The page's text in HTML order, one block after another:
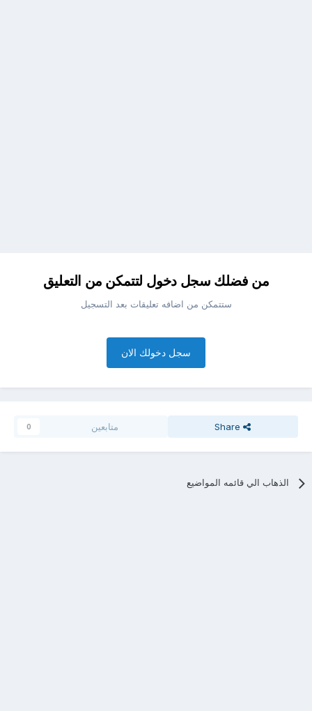
من فضلك سجل دخول لتتمكن من التعليق
ستتمكن من اضافه تعليقات بعد التسجيل
سجل دخولك الان
Share متابعين 0
الذهاب الي قائمه المواضيع